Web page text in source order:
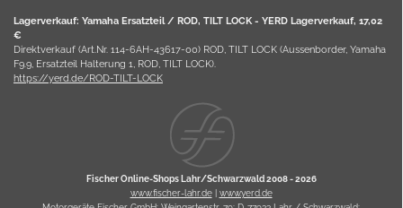
Lagerverkauf: Yamaha Ersatzteil / ROD, TILT LOCK - YERD Lagerverkauf, 17,02
€
Direktverkauf (Art.Nr. 114-6AH-43617-00) ROD, TILT LOCK (Aussenborder, Yamaha
F9.9, Ersatzteil Halterung 1, ROD, TILT LOCK).
https://yerd.de/ROD-TILT-LOCK
Fischer Online-Shops Lahr/Schwarzwald 2008 -2026
www.fischer-lahr.de| www.yerd.de